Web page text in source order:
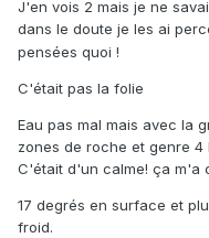
J'en vois 2 mais je ne
dans le doute je les ai
pensées quoi !
C'était pas la folie
Eau pas mal mais avec la
zones de roche et genre 4
C'était d'un calme! ça m'a
17 degrés en surface et
froid.